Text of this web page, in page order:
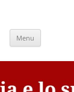
Menu